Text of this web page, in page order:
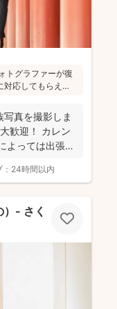
トグラファーが復
応してもらえ
様々な研修を受講
れています(^^)
真を撮影しま
歓迎！ カレン
よっては出張で
24時間以内
- さくらふ写真 -